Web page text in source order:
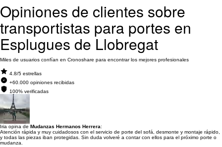
Opiniones de clientes sobre
transportistas para portes en
Esplugues de Llobregat
Miles de usuarios confían en Cronoshare para encontrar los mejores profesionales
4.8/5 estrellas
+60.000 opiniones recibidas
100% verificadas
Iria opina de Mudanzas Hermanos Herrera:
Atención rápida y muy cuidadosos con el servicio de porte del sofá, desmonte y montaje rápido,
y todas las piezas iban protegidas. Sin duda volveré a contar con ellos para el próximo porte o
mudanza.